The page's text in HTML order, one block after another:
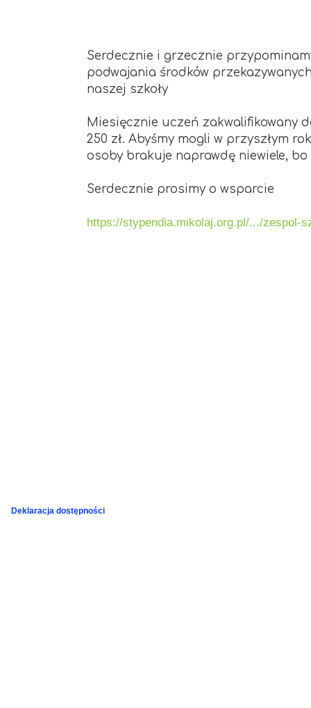
Serdecznie i grzecznie
podwajania środków
naszej szkoły
Miesięcznie uczeń zakwalifikowany
250 zł. Abyśmy mogli w przyszłym
osoby brakuje naprawdę niewiele, bo
Serdecznie prosimy o wsparcie
https://stypendia.mikolaj.org.pl/.../zespol-
Deklaracja dostępności